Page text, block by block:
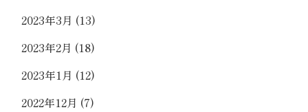
2023年3月 (13)
2023年2月 (18)
2023年1月 (12)
2022年12月 (7)